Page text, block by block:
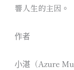
響人生的主因。
作者
小湛（Azure